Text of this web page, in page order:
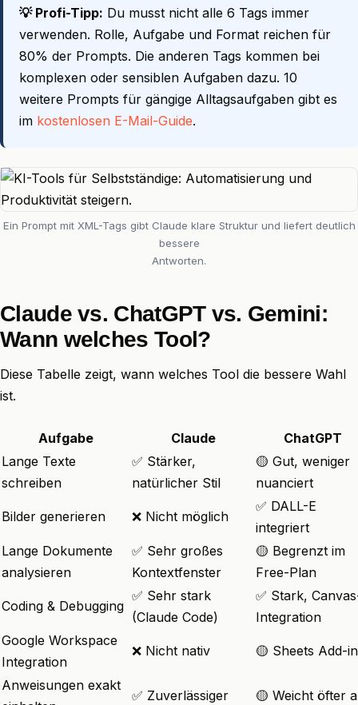
💡 Profi-Tipp: Du musst nicht alle 6 Tags immer
verwenden. Rolle, Aufgabe und Format reichen für
80% der Prompts. Die anderen Tags kommen bei
komplexen oder sensiblen Aufgaben dazu. 10
weitere Prompts für gängige Alltagsaufgaben gibt es
im kostenlosen E-Mail-Guide.
Ein Prompt mit XML-Tags gibt Claude klare Struktur und liefert deutlich
bessere
Antworten.
Claude vs. ChatGPT vs. Gemini:
Wann welches Tool?
Diese Tabelle zeigt, wann welches Tool die bessere Wahl
ist.
Aufgabe Claude
ChatGPT
Lange Texte
schreiben
✅ Stärker,
natürlicher Stil
🟡 Gut, weniger
nuanciert
Bilder generieren ❌ Nicht möglich
✅ DALL-E
integriert
Lange Dokumente
analysieren
✅ Sehr großes
Kontextfenster
🟡 Begrenzt im
Free-Plan
Coding & Debugging
✅ Sehr stark
(Claude Code)
✅ Stark,
Integration
Google Workspace
Integration
❌ Nicht nativ 🟡 Sheets Add-in
Anweisungen exakt
✅ Zuverlässiger 🟡 Weicht öfter